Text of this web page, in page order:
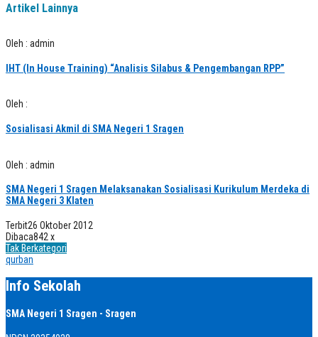
Artikel Lainnya
Oleh : admin
IHT (In House Training) “Analisis Silabus & Pengembangan RPP”
Oleh :
Sosialisasi Akmil di SMA Negeri 1 Sragen
Oleh : admin
SMA Negeri 1 Sragen Melaksanakan Sosialisasi Kurikulum Merdeka di
SMA Negeri 3 Klaten
Terbit26 Oktober 2012
Dibaca842 x
Tak Berkategori
qurban
Info Sekolah
SMA Negeri 1 Sragen - Sragen